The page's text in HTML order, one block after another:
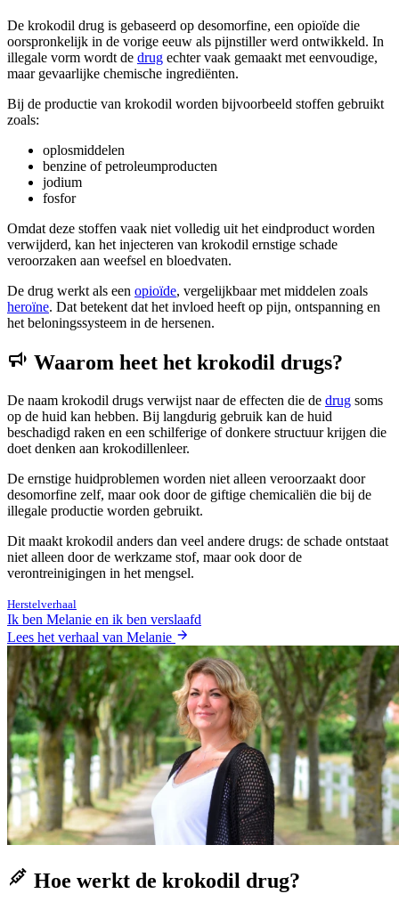
De krokodil drug is gebaseerd op desomorfine, een opioïde die
oorspronkelijk in de vorige eeuw als pijnstiller werd ontwikkeld. In
illegale vorm wordt de drug echter vaak gemaakt met eenvoudige,
maar gevaarlijke chemische ingrediënten.
Bij de productie van krokodil worden bijvoorbeeld stoffen gebruikt
zoals:
oplosmiddelen
benzine of petroleumproducten
jodium
fosfor
Omdat deze stoffen vaak niet volledig uit het eindproduct worden
verwijderd, kan het injecteren van krokodil ernstige schade
veroorzaken aan weefsel en bloedvaten.
De drug werkt als een opioïde, vergelijkbaar met middelen zoals
heroïne. Dat betekent dat het invloed heeft op pijn, ontspanning en
het beloningssysteem in de hersenen.
Waarom heet het krokodil drugs?
De naam krokodil drugs verwijst naar de effecten die de drug soms
op de huid kan hebben. Bij langdurig gebruik kan de huid
beschadigd raken en een schilferige of donkere structuur krijgen die
doet denken aan krokodillenleer.
De ernstige huidproblemen worden niet alleen veroorzaakt door
desomorfine zelf, maar ook door de giftige chemicaliën die bij de
illegale productie worden gebruikt.
Dit maakt krokodil anders dan veel andere drugs: de schade ontstaat
niet alleen door de werkzame stof, maar ook door de
verontreinigingen in het mengsel.
Herstelverhaal
Ik ben Melanie en ik ben verslaafd
Lees het verhaal van Melanie
Hoe werkt de krokodil drug?